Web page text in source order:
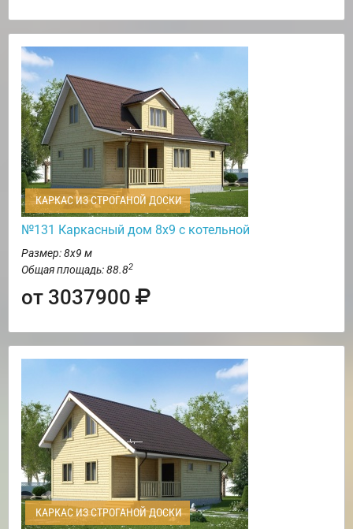
КАРКАС ИЗ СТРОГАНОЙ ДОСКИ
№131 Каркасный дом 8х9 с котельной
Размер: 8х9 м
Общая площадь: 88.82
от 3037900
КАРКАС ИЗ СТРОГАНОЙ ДОСКИ